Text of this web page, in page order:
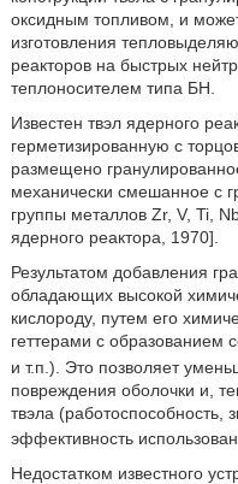
оксидным топливом, и
изготовления
реакторов на быстрых
теплоносителем типа БН.
Известен твэл ядерного
герметизированную с
размещено
механически смешанное с
группы металлов Zr, V, Ti,
ядерного реактора, 1970].
Результатом добавления
обладающих высокой
кислороду, путем его
геттерами с образованием
и т.п.). Это позволяет
повреждения оболочки и,
твэла (работоспособность,
эффективность
Недостатком известного